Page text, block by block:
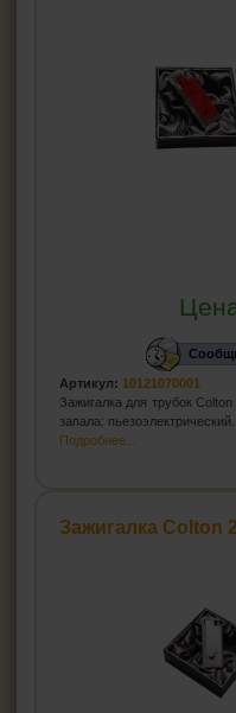
Артикул: 10121070001
Зажигалка для трубок
запала:
Подробнее...
Зажигалка Colton